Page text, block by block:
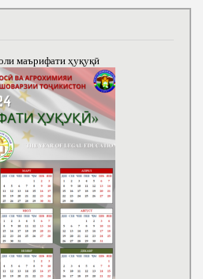
маърифати ҳуқуқӣ